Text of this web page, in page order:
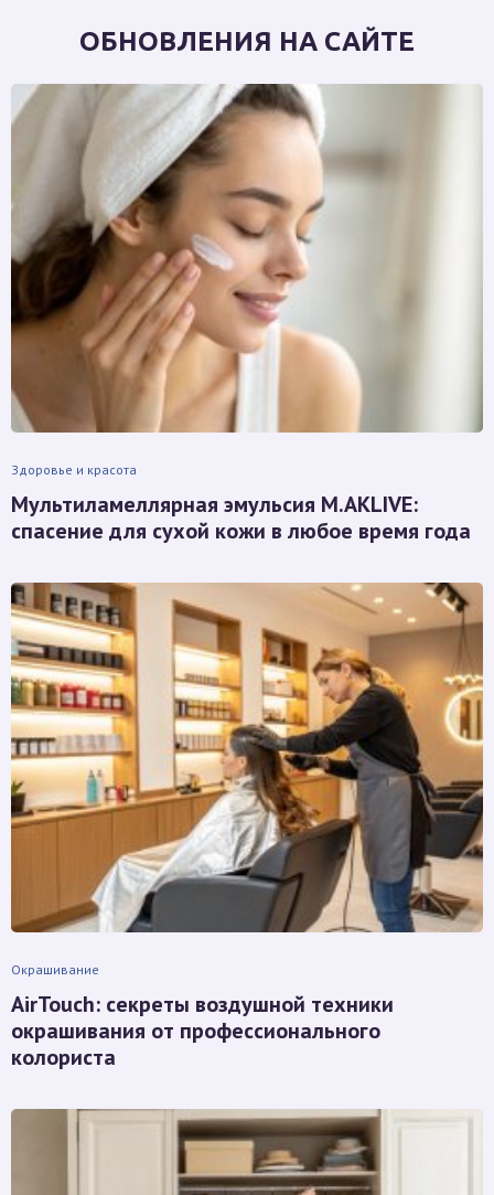
ОБНОВЛЕНИЯ НА САЙТЕ
Здоровье и красота
Мультиламеллярная эмульсия M.AKLIVE:
спасение для сухой кожи в любое время года
Окрашивание
AirTouch: секреты воздушной техники
окрашивания от профессионального
колориста